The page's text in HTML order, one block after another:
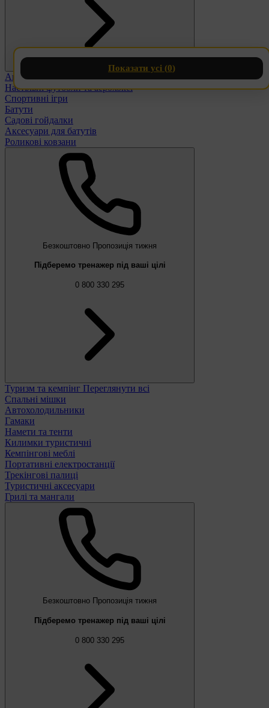
Активний відпочинок
Настільні футболи та аерохокеї
Спортивні ігри
Батути
Садові гойдалки
Аксесуари для батутів
Роликові ковзани
Безкоштовно Пропозиція тижня
Підберемо тренажер під ваші цілі
0 800 330 295
Туризм та кемпінг Переглянути всі
Спальні мішки
Автохолодильники
Гамаки
Намети та тенти
Килимки туристичні
Кемпінгові меблі
Портативні електростанції
Трекінгові палиці
Туристичні аксесуари
Грилі та мангали
Безкоштовно Пропозиція тижня
Підберемо тренажер під ваші цілі
0 800 330 295
Показати усі (0)